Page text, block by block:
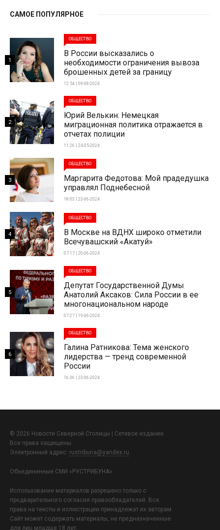
САМОЕ ПОПУЛЯРНОЕ
ОБЩЕСТВО
В России высказались о
необходимости ограничения вывоза
брошенных детей за границу
12:54 | 09-08-2024
1
ОБЩЕСТВО
Юрий Велькин: Немецкая
миграционная политика отражается в
отчетах полиции
11:26 | 24-05-2024
2
ОБЩЕСТВО
Маргарита Федотова: Мой прадедушка
управлял Поднебесной
18:03 | 23-06-2024
3
ОБЩЕСТВО
В Москве на ВДНХ широко отметили
Всечувашский «Акатуй»
07:17 | 20-06-2024
4
ОБЩЕСТВО
Депутат Государственной Думы
Анатолий Аксаков: Сила России в ее
многонациональном народе
07:27 | 19-06-2024
5
ОБЩЕСТВО
Галина Ратникова: Тема женского
лидерства — тренд современной
России
16:36 | 23-06-2024
6
© 2026 Новости Северной Столицы | Сетевое издание.
Все права защищены.
Электронный адрес: rustribuna@yandex.ru
Объединенные СМИ «РУСТРИБУНА»
Использование материалов разрешено только с
предварительного согласия правообладателей. Все
права на тексты и иллюстрации принадлежат их авторам.
Сайт может содержать материалы, не предназначенные
для лиц младше 18 лет.